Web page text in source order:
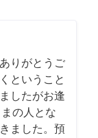
りがとうご
ということ
したがお逢
の人とな
ました。預